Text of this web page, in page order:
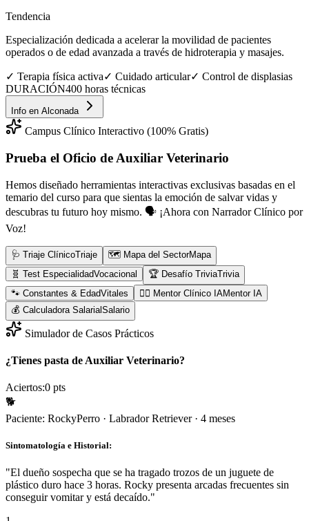
Tendencia
Especialización dedicada a acelerar la movilidad de pacientes
operados o de edad avanzada a través de hidroterapia y masajes.
✓ Terapia física activa✓ Cuidado articular✓ Control de displasias
DURACIÓN400 horas técnicas
Info en Alconada
Campus Clínico Interactivo (100% Gratis)
Prueba el Oficio de Auxiliar Veterinario
Hemos diseñado herramientas interactivas exclusivas basadas en el
temario del curso para que sientas la emoción de salvar vidas y
descubras tu futuro hoy mismo. 🗣️ ¡Ahora con Narrador Clínico por
Voz!
🩺 Triaje ClínicoTriaje 🗺️ Mapa del SectorMapa
🧬 Test EspecialidadVocacional 🏆 Desafío TriviaTrivia
🐾 Constantes & EdadVitales 👨‍⚕️ Mentor Clínico IAMentor IA
💰 Calculadora SalarialSalario
Simulador de Casos Prácticos
¿Tienes pasta de Auxiliar Veterinario?
Aciertos:0 pts
🐕
Paciente: RockyPerro · Labrador Retriever· 4 meses
Sintomatología e Historial:
"El dueño sospecha que se ha tragado trozos de un juguete de
plástico duro hace 3 horas. Rocky presenta arcadas frecuentes sin
conseguir vomitar y está decaído."